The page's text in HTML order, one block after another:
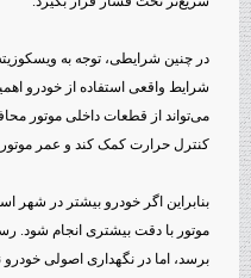
شرایط واقعی استفاده از خودرو
می‌تواند از قطعات داخلی موتور
کنترل حرارت کمک کند و عمر موتور
بنابراین اگر خودرو بیشتر در
موتور با دقت بیشتری انجام شود.
برسد، اما در نگهداری اصولی